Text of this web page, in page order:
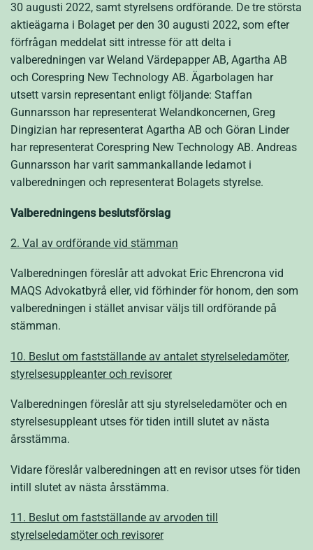
30 augusti 2022, samt styrelsens ordförande. De tre största
aktieägarna i Bolaget per den 30 augusti 2022, som efter
förfrågan meddelat sitt intresse för att delta i
valberedningen var Weland Värdepapper AB, Agartha AB
och Corespring New Technology AB. Ägarbolagen har
utsett varsin representant enligt följande: Staffan
Gunnarsson har representerat Welandkoncernen, Greg
Dingizian har representerat Agartha AB och Göran Linder
har representerat Corespring New Technology AB. Andreas
Gunnarsson har varit sammankallande ledamot i
valberedningen och representerat Bolagets styrelse.
Valberedningens beslutsförslag
2. Val av ordförande vid stämman
Valberedningen föreslår att advokat Eric Ehrencrona vid
MAQS Advokatbyrå eller, vid förhinder för honom, den som
valberedningen i stället anvisar väljs till ordförande på
stämman.
10. Beslut om fastställande av antalet styrelseledamöter,
styrelsesuppleanter och revisorer
Valberedningen föreslår att sju styrelseledamöter och en
styrelsesuppleant utses för tiden intill slutet av nästa
årsstämma.
Vidare föreslår valberedningen att en revisor utses för tiden
intill slutet av nästa årsstämma.
11. Beslut om fastställande av arvoden till
styrelseledamöter och revisorer